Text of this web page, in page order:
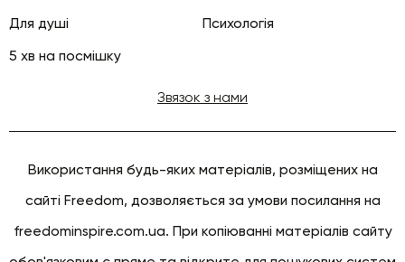
Для душі
Психологія
5 хв на посмішку
Звязок з нами
Використання будь-яких матеріалів, розміщених на
сайті Freedom, дозволяється за умови посилання на
freedominspire.com.ua. При копіюванні матеріалів сайту